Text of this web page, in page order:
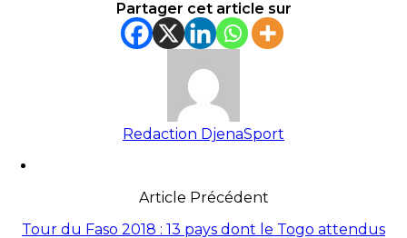
Partager cet article sur
Redaction DjenaSport
Article Précédent
Tour du Faso 2018 : 13 pays dont le Togo attendus